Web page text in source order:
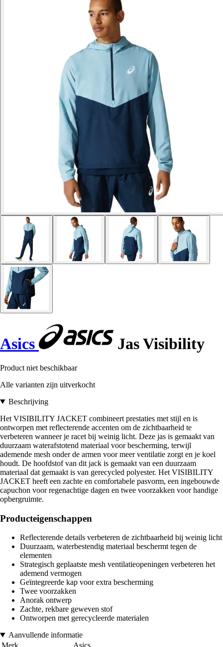
Asics Jas Visibility
Product niet beschikbaar
Alle varianten zijn uitverkocht
Beschrijving
Het VISIBILITY JACKET combineert prestaties met stijl en is
ontworpen met reflecterende accenten om de zichtbaarheid te
verbeteren wanneer je racet bij weinig licht. Deze jas is gemaakt van
duurzaam waterafstotend materiaal voor bescherming, terwijl
ademende mesh onder de armen voor meer ventilatie zorgt en je koel
houdt. De hoofdstof van dit jack is gemaakt van een duurzaam
materiaal dat gemaakt is van gerecycled polyester. Het VISIBILITY
JACKET heeft een zachte en comfortabele pasvorm, een ingebouwde
capuchon voor regenachtige dagen en twee voorzakken voor handige
opbergruimte.
Producteigenschappen
Reflecterende details verbeteren de zichtbaarheid bij weinig licht
Duurzaam, waterbestendig materiaal beschermt tegen de
elementen
Strategisch geplaatste mesh ventilatieopeningen verbeteren het
ademend vermogen
Geïntegreerde kap voor extra bescherming
Twee voorzakken
Anorak ontwerp
Zachte, rekbare geweven stof
Ontworpen met gerecycleerde materialen
Aanvullende informatie